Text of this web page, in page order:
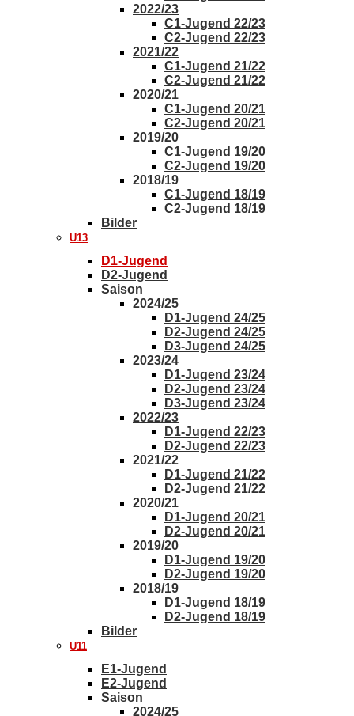
2022/23
C1-Jugend 22/23
C2-Jugend 22/23
2021/22
C1-Jugend 21/22
C2-Jugend 21/22
2020/21
C1-Jugend 20/21
C2-Jugend 20/21
2019/20
C1-Jugend 19/20
C2-Jugend 19/20
2018/19
C1-Jugend 18/19
C2-Jugend 18/19
Bilder
U13
D1-Jugend
D2-Jugend
Saison
2024/25
D1-Jugend 24/25
D2-Jugend 24/25
D3-Jugend 24/25
2023/24
D1-Jugend 23/24
D2-Jugend 23/24
D3-Jugend 23/24
2022/23
D1-Jugend 22/23
D2-Jugend 22/23
2021/22
D1-Jugend 21/22
D2-Jugend 21/22
2020/21
D1-Jugend 20/21
D2-Jugend 20/21
2019/20
D1-Jugend 19/20
D2-Jugend 19/20
2018/19
D1-Jugend 18/19
D2-Jugend 18/19
Bilder
U11
E1-Jugend
E2-Jugend
Saison
2024/25